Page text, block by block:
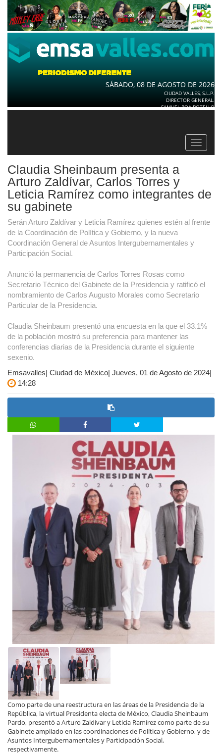
SÁBADO, 08 DE AGOSTO DE 2026
CIUDAD VALLES, S.L.P.
DIRECTOR GENERAL.
SAMUEL ROA BOTELLO
Toggle
Claudia Sheinbaum presenta a
Arturo Zaldívar, Carlos Torres y
Leticia Ramírez como integrantes de
su gabinete
Serán Arturo Zaldívar y Leticia Ramírez quienes estén al frente
de la Coordinación de Política y Gobierno, y la nueva
Coordinación General de Asuntos Intergubernamentales y
Participación Social.
Anunció la permanencia de Carlos Torres Rosas como
Secretario Técnico del Gabinete de la Presidencia y ratificó el
nombramiento de Carlos Augusto Morales como Secretario
Particular de la Presidencia.
Claudia Sheinbaum presentó una encuesta en la que el 33.1%
de la población mostró su preferencia para mantener las
conferencias diarias de la Presidencia durante el siguiente
sexenio.
Emsavalles| Ciudad de México| Jueves, 01 de Agosto de 2024|
14:28
Como parte de una reestructura en las áreas de la Presidencia de la
República, la virtual Presidenta electa de México, Claudia Sheinbaum
Pardo, presentó a Arturo Zaldívar y Leticia Ramírez como parte de su
Gabinete ampliado en las coordinaciones de Política y Gobierno, y de
Asuntos Intergubernamentales y Participación Social,
respectivamente.